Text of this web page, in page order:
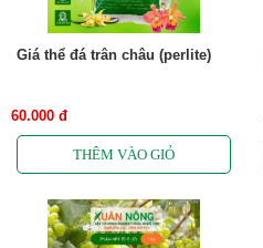
Giá thể đá trân châu (perlite)
60.000 đ